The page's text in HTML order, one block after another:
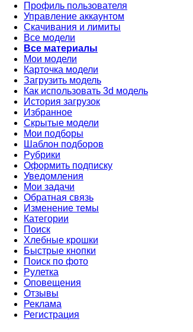
Профиль пользователя
Управление аккаунтом
Скачивания и лимиты
Все модели
Все материалы
Мои модели
Карточка модели
Загрузить модель
Как использовать 3d модель
История загрузок
Избранное
Скрытые модели
Мои подборы
Шаблон подборов
Рубрики
Оформить подписку
Уведомления
Мои задачи
Обратная связь
Изменение темы
Категории
Поиск
Хлебные крошки
Быстрые кнопки
Поиск по фото
Рулетка
Оповещения
Отзывы
Реклама
Регистрация